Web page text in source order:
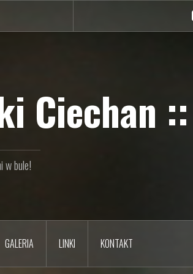
Ciechan ::
w bule!
GALERIA LINKI KONTAKT